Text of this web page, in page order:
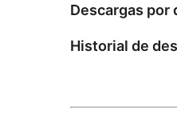
Descargas por
Historial de